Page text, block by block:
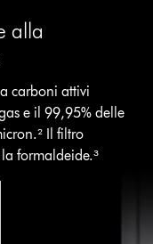
alla
carboni attivi
e il 99,95% delle
Il filtro
formaldeide.³